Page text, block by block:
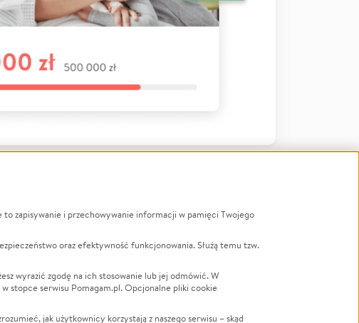
na
Zwierzęta
LGBTQ+
Powódź
Wichura
zapisywanie i przechowywanie informacji w pamięci Twojego
oraz efektywność funkcjonowania. Służą temu tzw.
wyrazić zgodę na ich stosowanie lub jej odmówić. W
stopce serwisu Pomagam.pl. Opcjonalne pliki cookie
jak użytkownicy korzystają z naszego serwisu – skąd